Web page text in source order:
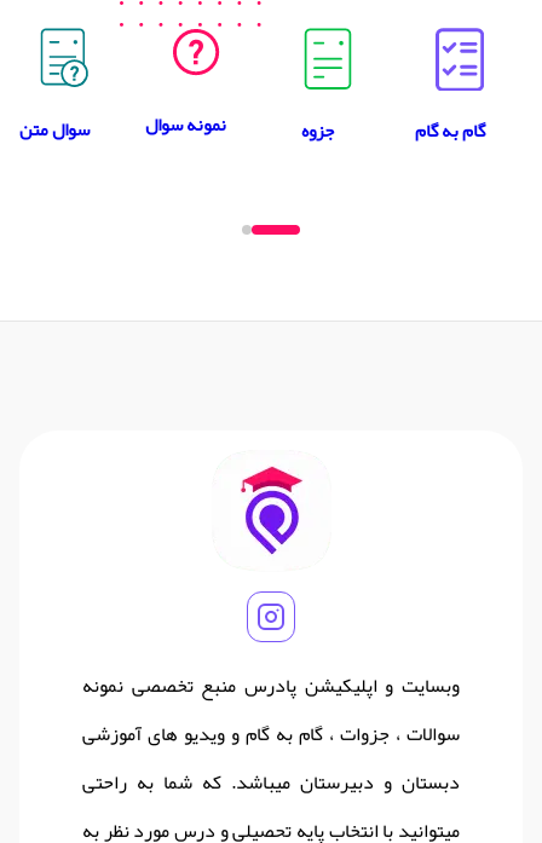
گام به گام جزوه نمونه سوال سوال متن
وبسایت و اپلیکیشن پادرس منبع تخصصی نمونه
سوالات ، جزوات ، گام به گام و ویدیو های آموزشی
دبستان و دبیرستان میباشد. که شما به راحتی
میتوانید با انتخاب پایه تحصیلی و درس مورد نظر به